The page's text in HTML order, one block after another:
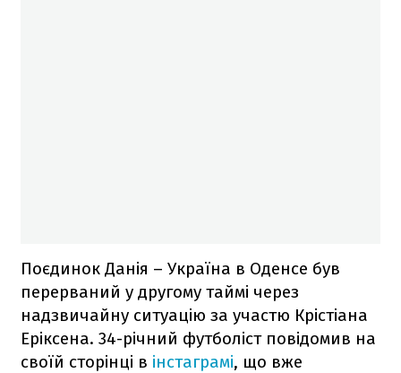
Поєдинок Данія – Україна в Оденсе був
перерваний у другому таймі через
надзвичайну ситуацію за участю Крістіана
Еріксена. 34-річний футболіст повідомив на
своїй сторінці в інстаграмі, що вже